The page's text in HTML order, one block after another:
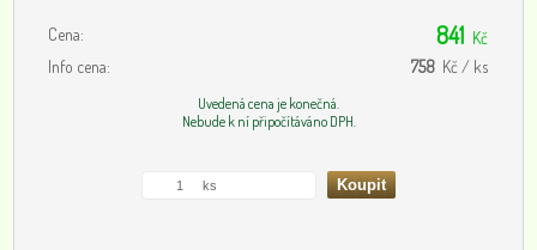
Cena: 841 Kč
Info cena:
758 Kč / ks
Uvedená cena je konečná.
Nebude k ní připočítáváno DPH.